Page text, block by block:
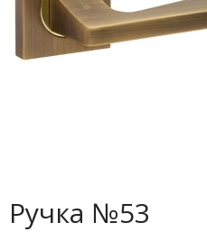
Ручка №53